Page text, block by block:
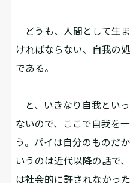
どうも、人間として生
ければならない、自我の
である。
と、いきなり自我とい
ないので、ここで自我を
う。パイは自分のものだ
いうのは近代以降の話で
は社会的に許されなかっ